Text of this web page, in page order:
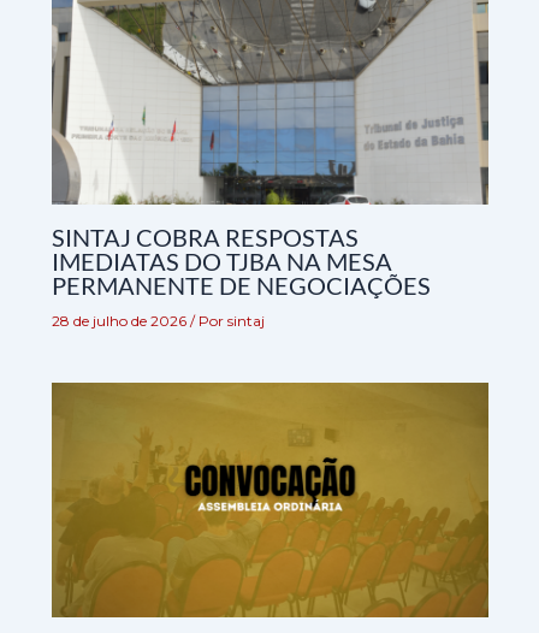
SINTAJ COBRA RESPOSTAS
IMEDIATAS DO TJBA NA MESA
PERMANENTE DE NEGOCIAÇÕES
28 de julho de 2026 / Por sintaj